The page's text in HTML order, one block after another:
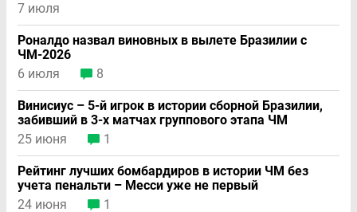
7 июля
Роналдо назвал виновных в вылете Бразилии с
ЧМ-2026
6 июля
8
Винисиус – 5-й игрок в истории сборной Бразилии,
забивший в 3-х матчах группового этапа ЧМ
25 июня
1
Рейтинг лучших бомбардиров в истории ЧМ без
учeта пенальти – Месси уже не первый
24 июня
1